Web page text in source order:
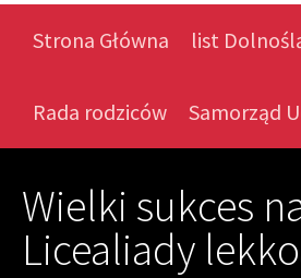
Strona Główna list
Rada rodziców Samorząd
Wielki sukces
Licealiady